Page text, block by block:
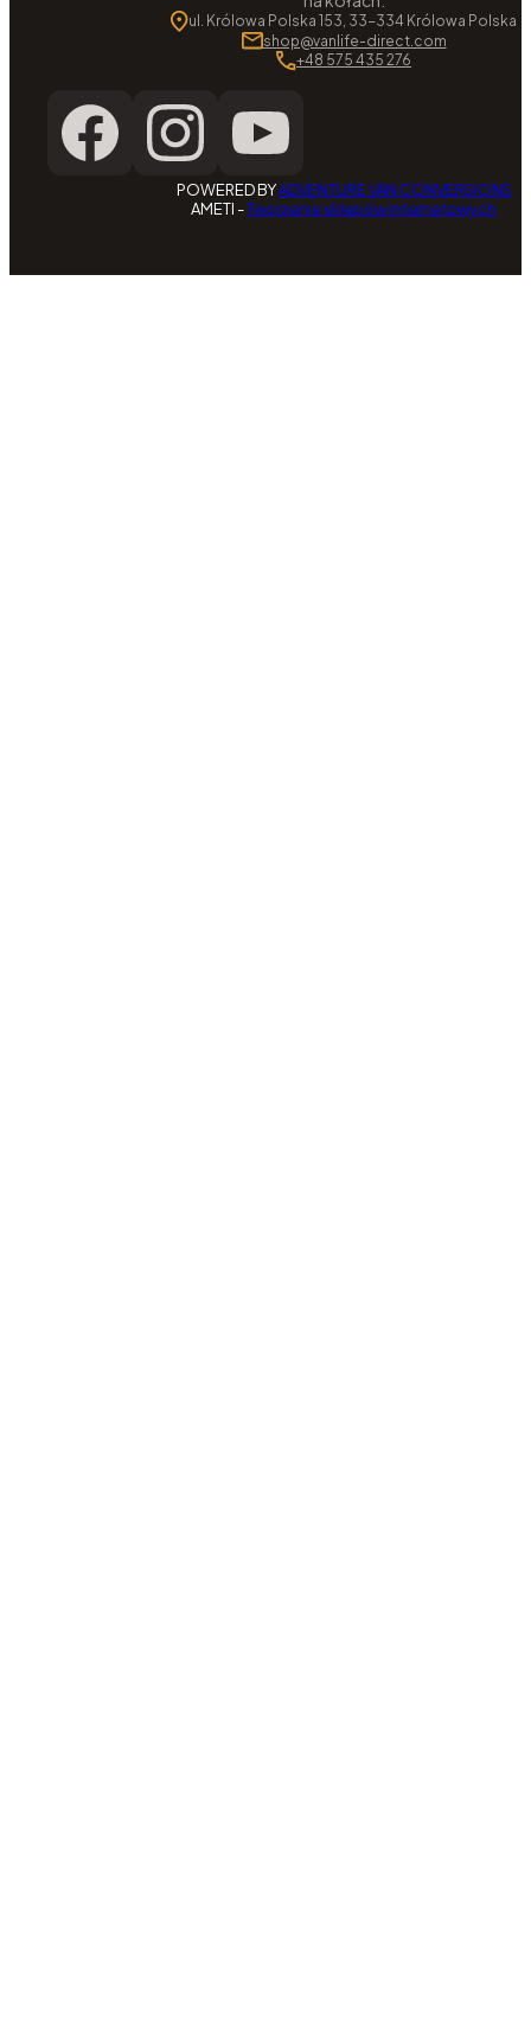
ul. Królowa Polska 153, 33-334 Królowa Polska
shop@vanlife-direct.com
+48 575 435 276
POWERED BYADVENTURE VAN CONVERSIONS
AMETI -Tworzenie sklepów internetowych